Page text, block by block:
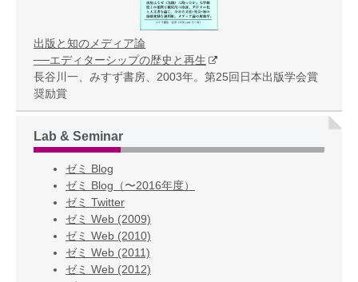
出版と知のメディア論
──エディターシップの歴史と再生
長谷川一、みすず書房、2003年。第25回日本出版学会賞
奨励賞
Lab & Seminar
ゼミ Blog
ゼミ Blog（〜2016年度）
ゼミ Twitter
ゼミ Web (2009)
ゼミ Web (2010)
ゼミ Web (2011)
ゼミ Web (2012)